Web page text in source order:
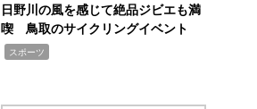
日野川の風を感じて絶品ジビエも満
喫 鳥取のサイクリングイベント
スポーツ